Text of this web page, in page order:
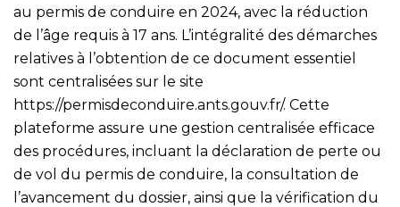
au permis de conduire en 2024, avec la réduction
de l’âge requis à 17 ans. L’intégralité des démarches
relatives à l’obtention de ce document essentiel
sont centralisées sur le site
https://permisdeconduire.ants.gouv.fr/. Cette
plateforme assure une gestion centralisée efficace
des procédures, incluant la déclaration de perte ou
de vol du permis de conduire, la consultation de
l’avancement du dossier, ainsi que la vérification du